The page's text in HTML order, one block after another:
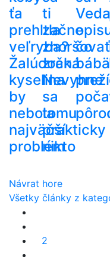
ťa
prehltla
veľryba?
Žalúdočná
kyselina
by
nebola
najväčší
problém
ti
začne
zhoršovať
zrak.
Nevyhne
sa
tomu
prakticky
nikto
Veda
čo
Návrat hore
Všetky články z
2